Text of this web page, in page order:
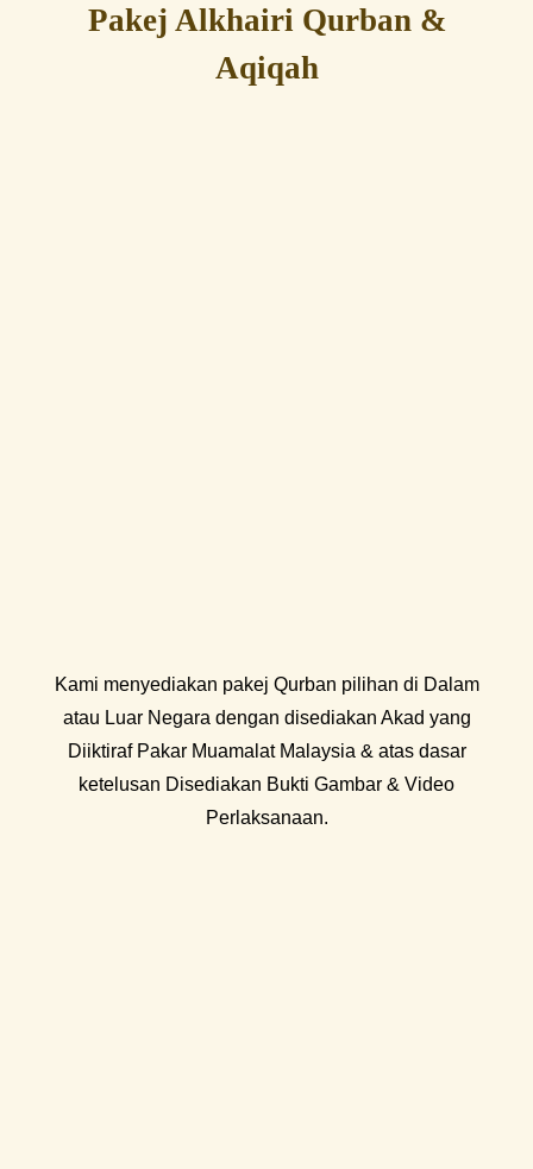
Pakej Alkhairi Qurban &
Aqiqah
Kami menyediakan pakej Qurban pilihan di Dalam
atau Luar Negara dengan disediakan Akad yang
Diiktiraf Pakar Muamalat Malaysia & atas dasar
ketelusan Disediakan Bukti Gambar & Video
Perlaksanaan.